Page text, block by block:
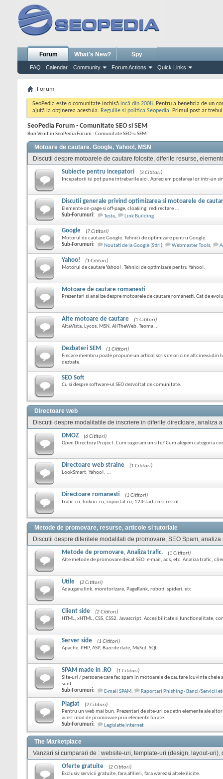
Forum
FAQ Calendar Community Forum Actions Quick Links
What's New? Spy
Forum
SeoPedia este o comunitate inchisă incă din 2008. Pentru a beneficia de un
ajută la obținerea acestuia. Regulile si politica Seopedia. Primul post ar
SeoPedia Forum - Comunitate SEO si SEM
Bun Venit în SeoPedia Forum - Comunitate SEO si SEM.
Motoare de cautare. Google, Yahoo!, MSN
Discutii despre motoarele de cautare folosite, diferite resurse,
Subiecte pentru incepatori
(3 Cititori)
Incepatorii isi pot pune intrebarile aici. Apreciem postarea lor intr-un
Discutii generale privind optimizarea si motoarele de
Elemente on-page si off-page, cloaking, redirectare ...
Sub-Forumuri:
Teste, Link Building
Google
(7 Cititori)
Motorul de cautare Google. Tehnici de optimizare pentru Google.
Sub-Forumuri:
Noutati de la Google (Stiri), Webmaster Tools,
Yahoo!
(1 Cititori)
Motorul de cautare Yahoo!. Tehnici de optimizare pentru Yahoo!.
Motoare de cautare romanesti
Prezentari si analize despre motoarele de cautare romanesti. Cat de
Alte motoare de cautare
(1 Cititori)
AltaVista, Lycos, MSN, AllTheWeb, Teoma ...
Dezbateri SEM
(1 Cititori)
Fiecare membru poate propune un articol scris de oricine altcineva din
dezbate.
SEO Soft
Cu si despre software-ul SEO dezvoltat de comunitate.
Directoare web
Discutii despre modalitatile de inscriere in diferite directoare, analiza
DMOZ
(6 Cititori)
Open Directory Project. Cum sugeram un site? Cum alegem categoria
Directoare web straine
(1 Cititori)
LookSmart, Yahoo!, ...
Directoare romanesti
(1 Cititori)
trafic.ro, linkuri.ro, roportal.ro, 123start.ro si restul ...
Metode de promovare, resurse, articole si tutoriale
Discutii despre diferitele modalitati de promovare, SEO Spam,
Metode de promovare, Analiza trafic.
(1 Cititori)
Alte metode de promovare decat SEO: e-mail, ads, etc. Analiza trafic,
Utile
(2 Cititori)
Adaugare link, monitorizare, PageRank, roboti, spideri, etc
Client side
(2 Cititori)
HTML, xHTML, CSS, CSS2, Javascript. Accesibilitate si functionalitate,
Server side
(1 Cititori)
Apache, PHP, ASP, Baze de date, MySql, SQL
SPAM made in .RO
(1 Cititori)
Site-uri / persoane care fac spam in motoarele de cautare (cuvinte
sunt.
Sub-Forumuri:
E-mail SPAM, Raportari Phishing - Banci/Servicii
Plagiat
(2 Cititori)
Pentru un web mai bun. Prezentari de site-uri ce detin elemente ale
acest mod de promovare prin elemente furate.
Sub-Forumuri:
Legislatie internet
The Marketplace
Vanzari si cumparari de : website-uri, template-uri (design, layout-
Oferte gratuite
(2 Cititori)
Exclusiv servicii gratuite, fara afilieri, fara warez si altele ilicite.